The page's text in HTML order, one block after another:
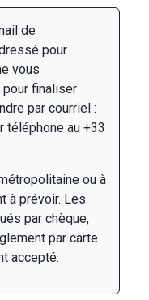
de
pour
vous
finaliser
par courriel :
téléphone au +33
ou à
à prévoir. Les
par chèque,
par carte
accepté.